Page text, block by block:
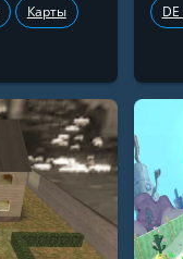
Карты